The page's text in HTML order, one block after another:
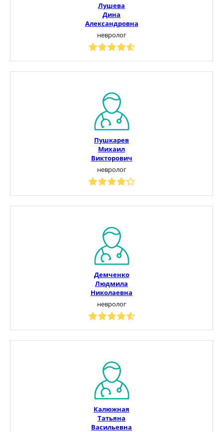
Лушева
Дина
Александровна
невролог
Пушкарев
Михаил
Викторович
невролог
Демченко
Людмила
Николаевна
невролог
Калюжная
Татьяна
Васильевна